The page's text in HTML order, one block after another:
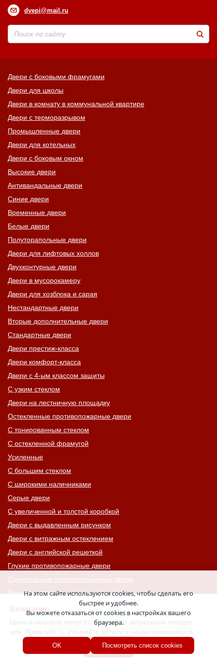
Внимание
Цены в каталоге могут отличаться от актуальных сегодня
цен. Пожалуйста, уточняйте детали у наших менеджеров.
Хорошо
dvepi@mail.ru
Двери с боковыми фрамугами
Двери для школы
Двери в комнату в коммунальной квартире
Двери с терморазрывом
Промышленные двери
Двери для котельных
Двери с боковым окном
Высокие двери
Антивандальные двери
Синие двери
Временные двери
Белые двери
Полуторапольные двери
Двери для лифтовых холлов
Двухконтурные двери
Двери в мусорокамеру
Двери для хозблока и сарая
Нестандартные двери
Вторые дополнительные двери
Стандартные двери
Двери престиж-класса
Двери комфорт-класса
Двери с 4-ым классом защиты
С узким стеклом
Двери на лестничную площадку
Остекленные противопожарные двери
С тонированным стеклом
С остекленной фрамугой
Усиленные
С большим стеклом
С широкими наличниками
Серые двери
С увеличенной и толстой коробкой
Двери с выдавленным рисунком
Двери с витражным остеклением
Двери с английской решеткой
Глухие противопожарные двери
Однопольные противопожарные двери
Двери со львом
Двери Антипаника
Двери с окном сверху
Двери для хозяйственных помещений
Входные группы
На этом сайте используются cookies, чтобы сделать его
быстрее и удобнее.
Вы можете отказаться от cookies в настройках вашего
браузера.
OK Посмотреть список cookies